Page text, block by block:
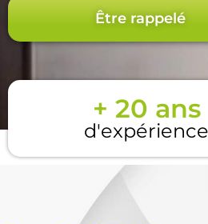
Être rappelé
+ 20 ans
d'expérience